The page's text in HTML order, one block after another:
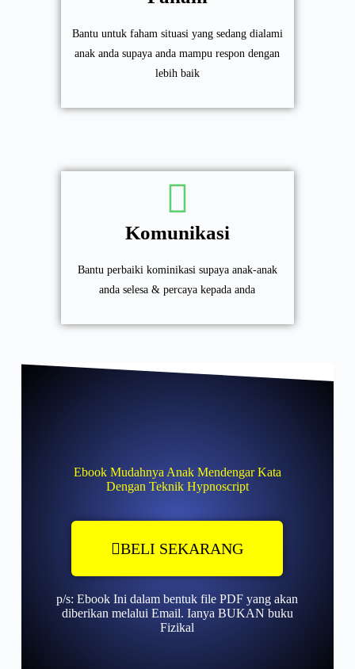
Bantu untuk faham situasi yang sedang dialami
anak anda supaya anda mampu respon dengan
lebih baik
Komunikasi
Bantu perbaiki kominikasi supaya anak-anak
anda selesa & percaya kepada anda
Ebook Mudahnya Anak Mendengar Kata
Dengan Teknik Hypnoscript
BELI SEKARANG
p/s: Ebook Ini dalam bentuk file PDF yang akan
diberikan melalui Email. Ianya BUKAN buku
Fizikal